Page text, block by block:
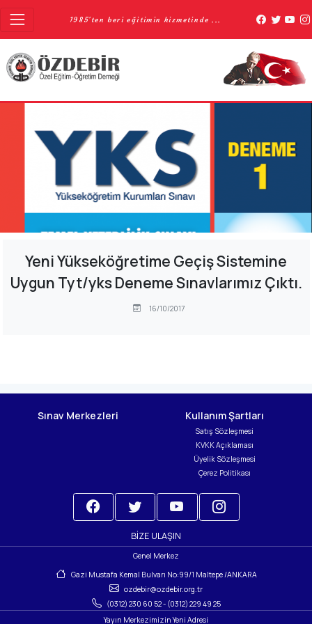
1985'ten beri eğitimin hizmetinde ...
Yeni Yükseköğretime Geçiş Sistemine
Uygun Tyt/yks Deneme Sınavlarımız Çıktı.
16/10/2017
Sınav Merkezleri Kullanım Şartları
Satış Sözleşmesi
KVKK Açıklaması
Üyelik Sözleşmesi
Çerez Politikası
BIZE ULAŞIN
Genel Merkez
Gazi Mustafa Kemal Bulvarı No:99/1 Maltepe /ANKARA
ozdebir@ozdebir.org.tr
(0312) 230 60 52- (0312) 229 49 25
Yayın Merkezimizin Yeni Adresi